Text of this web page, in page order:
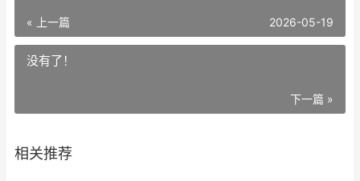
« 上一篇 2026-05-19
没有了！
下一篇 »
相关推荐